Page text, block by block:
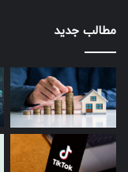
مطالب جدید